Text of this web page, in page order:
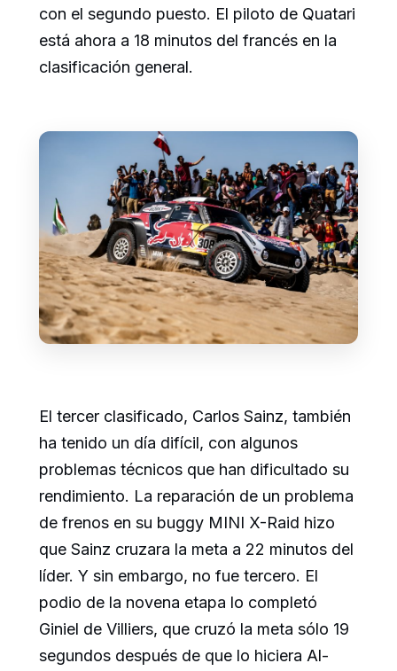
con el segundo puesto. El piloto de Quatari
está ahora a 18 minutos del francés en la
clasificación general.
El tercer clasificado, Carlos Sainz, también
ha tenido un día difícil, con algunos
problemas técnicos que han dificultado su
rendimiento. La reparación de un problema
de frenos en su buggy MINI X-Raid hizo
que Sainz cruzara la meta a 22 minutos del
líder. Y sin embargo, no fue tercero. El
podio de la novena etapa lo completó
Giniel de Villiers, que cruzó la meta sólo 19
segundos después de que lo hiciera Al-